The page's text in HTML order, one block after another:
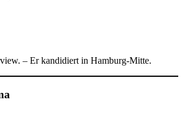
– Er kandidiert in Hamburg-Mitte.